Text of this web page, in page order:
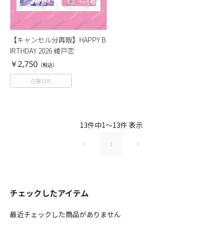
【キャンセル分再販】HAPPY B
IRTHDAY 2026 綾戸恋
￥2,750 （税込）
在庫切れ
13件中1～13件 表示
1
チェックしたアイテム
最近チェックした商品がありません